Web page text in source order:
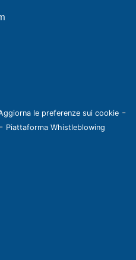
le preferenze sui cookie -
- Piattaforma Whistleblowing